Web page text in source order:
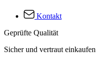
Kontakt
Geprüfte Qualität
Sicher und vertraut einkaufen